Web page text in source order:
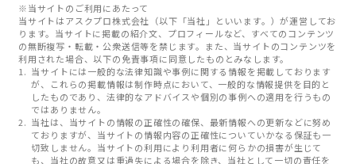
※当サイトのご利用にあたって
当サイトはアスクプロ株式会社（以下「当社」といいます。）が運営してお
ります。当サイトに掲載の紹介文、プロフィールなど、すべてのコンテンツ
の無断複写・転載・公衆送信等を禁じます。また、当サイトのコンテンツを
利用された場合、以下の免責事項に同意したものとみなします。
当サイトには一般的な法律知識や事例に関する情報を掲載しております
が、これらの掲載情報は制作時点において、一般的な情報提供を目的と
したものであり、法律的なアドバイスや個別の事例への適用を行うもの
ではありません。
当社は、当サイトの情報の正確性の確保、最新情報への更新などに努め
ておりますが、当サイトの情報内容の正確性についていかなる保証も一
切致しません。当サイトの利用により利用者に何らかの損害が生じて
も、当社の故意又は重過失による場合を除き、当社として一切の責任を